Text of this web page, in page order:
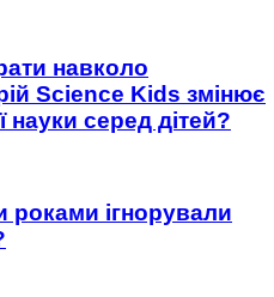
навколо
Science Kids змінює
науки серед дітей?
ігнорували